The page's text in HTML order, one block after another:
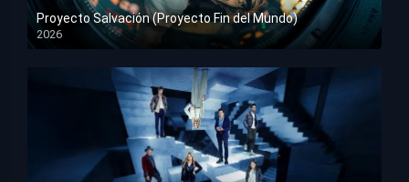
Proyecto Salvación (Proyecto Fin del Mundo)
2026
HD 1080p